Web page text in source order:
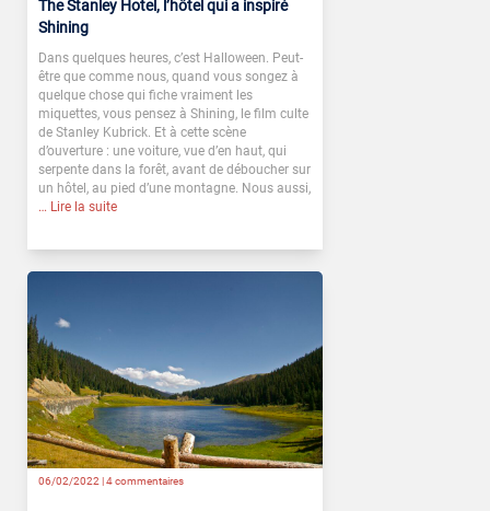
The Stanley Hotel, l’hôtel qui a inspiré
Shining
Dans quelques heures, c’est Halloween. Peut-
être que comme nous, quand vous songez à
quelque chose qui fiche vraiment les
miquettes, vous pensez à Shining, le film culte
de Stanley Kubrick. Et à cette scène
d’ouverture : une voiture, vue d’en haut, qui
serpente dans la forêt, avant de déboucher sur
un hôtel, au pied d’une montagne. Nous aussi,
… Lire la suite
06/02/2022 | 4 commentaires